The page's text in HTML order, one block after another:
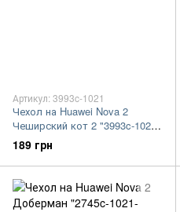
Артикул: 3993c-1021
Чехол на Huawei Nova 2
Чеширский кот 2 "3993c-1021-
7105"
189 грн